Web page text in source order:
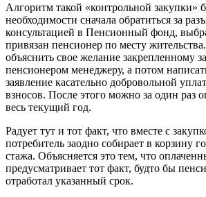
Алгоритм такой «контрольной закупки»
необходимости сначала обратиться за
консультацией в Пенсионный фонд,
привязан пенсионер по месту
объяснить свое желание закрепленному
пенсионером менеджеру, а потом
заявление касательно добровольной
взносов. После этого можно за один раз
весь текущий год.
Радует тут и тот факт, что вместе с
потребитель заодно собирает в корзину
стажа. Объясняется это тем, что
предусматривает тот факт, будто бы
отработал указанный срок.